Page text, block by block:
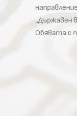
„Държавен
Обявата е